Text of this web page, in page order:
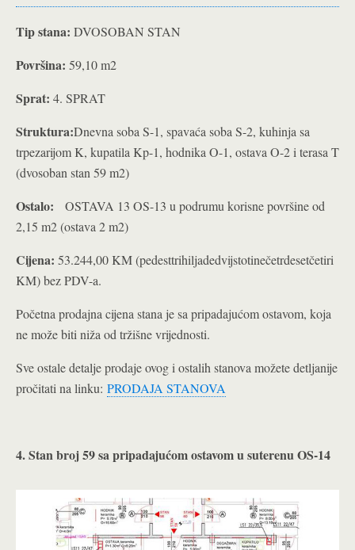
Tip stana: DVOSOBAN STAN
Površina: 59,10 m2
Sprat: 4. SPRAT
Struktura:Dnevna soba S-1, spavaća soba S-2, kuhinja sa
trpezarijom K, kupatila Kp-1, hodnika O-1, ostava O-2 i terasa T
(dvosoban stan 59 m2)
Ostalo: OSTAVA 13 OS-13 u podrumu korisne površine od
2,15 m2 (ostava 2 m2)
Cijena: 53.244,00 KM (pedesttrihiljadedvijstotinečetrdesetčetiri
KM) bez PDV-a.
Početna prodajna cijena stana je sa pripadajućom ostavom, koja
ne može biti niža od tržišne vrijednosti.
Sve ostale detalje prodaje ovog i ostalih stanova možete detljanije
pročitati na linku: PRODAJA STANOVA
4. Stan broj 59 sa pripadajućom ostavom u suterenu OS-14